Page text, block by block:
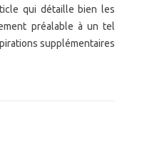
qui détaille bien les
préalable à un tel
supplémentaires